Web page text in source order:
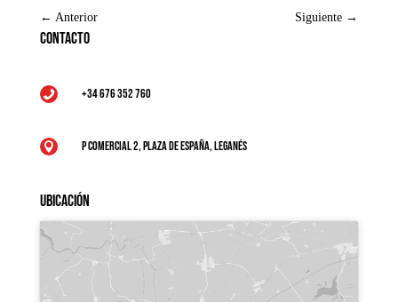
← Anterior Siguiente →
Contacto
 +34 676 352 760
 P Comercial 2, Plaza de España, Leganés
Ubicación